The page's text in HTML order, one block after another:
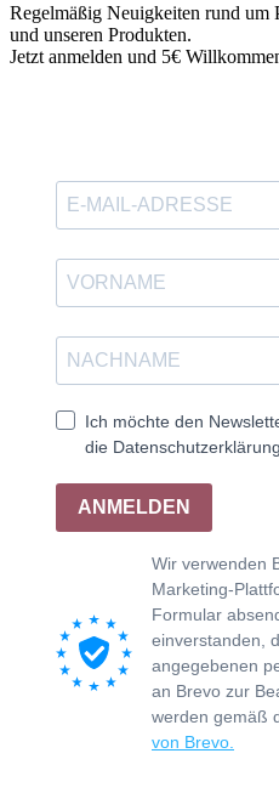
Regelmäßig Neuigkeiten rund um
und unseren Produkten.
Jetzt anmelden und 5€
Ich möchte den
die Datenschutzerklärung.
ANMELDEN
Wir verwenden
Marketing-
Formular
einverstanden,
angegebenen
an Brevo zur
werden gemäß
von Brevo.